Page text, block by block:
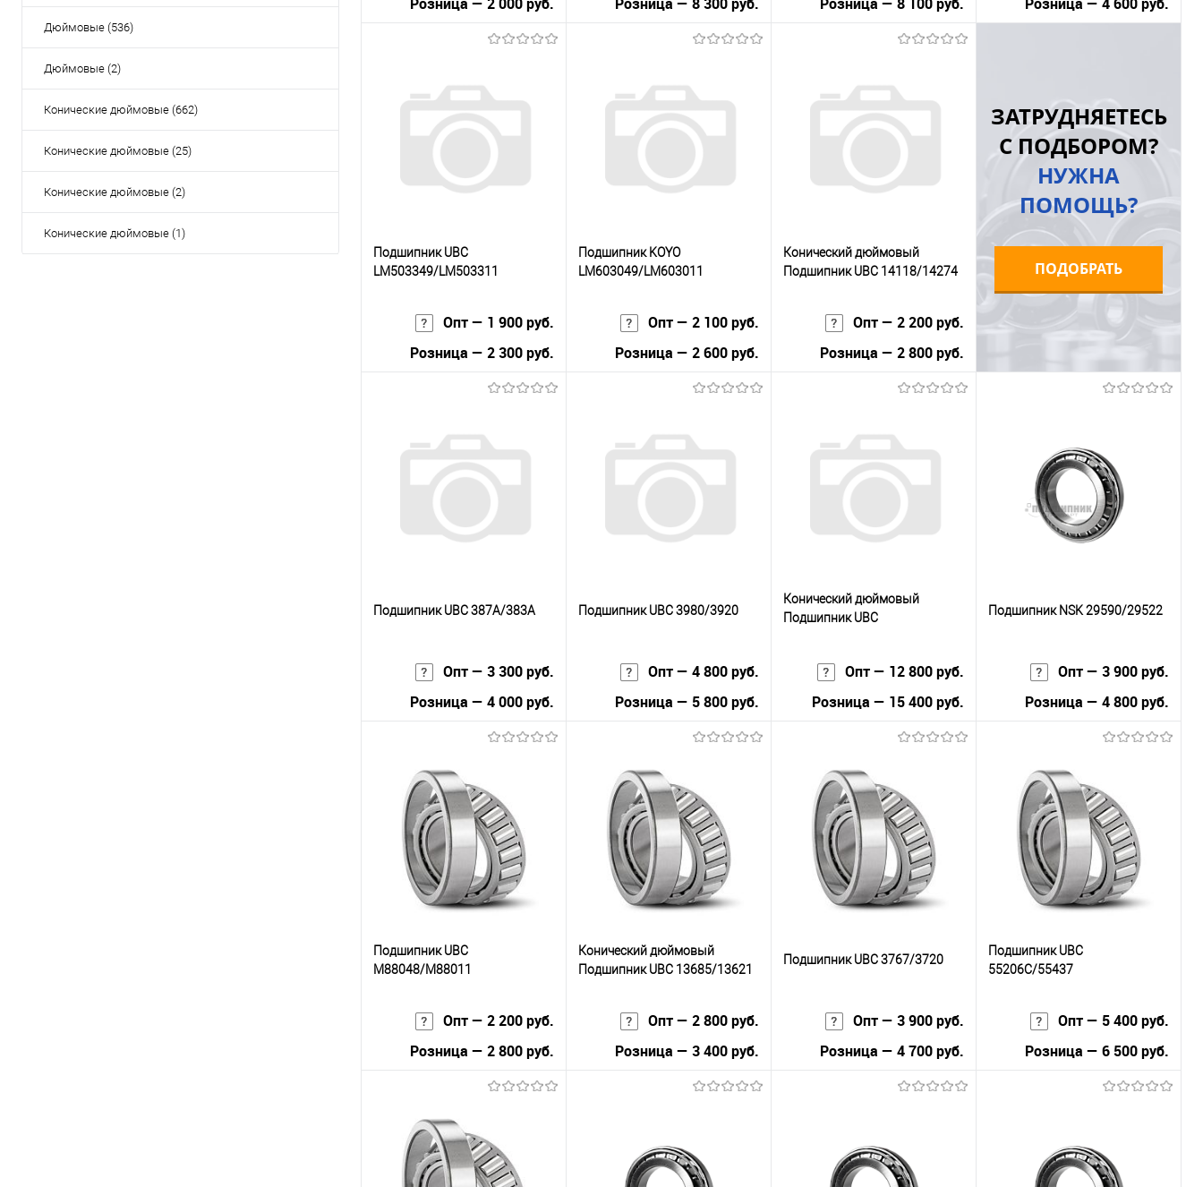
Дюймовые (536)
Дюймовые (2)
Конические дюймовые (662)
Конические дюймовые (25)
Конические дюймовые (2)
Конические дюймовые (1)
Купить в 1
К
сравнению
Купить в 1
К
сравнению
Купить в 1
К
сравнению
клик
сравнению
В избранное
В наличии
Подшипник UBC
LM503349/LM503311
Опт — 1 900 руб.
Розница — 2 300 руб.
Купить в 1
К
сравнению
Подшипник KOYO
LM603049/LM603011
Опт — 2 100 руб.
Розница — 2 600 руб.
Купить в 1
К
сравнению
Конический дюймовый
Подшипник UBC 14118/14274
Опт — 2 200 руб.
Розница — 2 800 руб.
Купить в 1
К
сравнению
ЗАТРУДНЯЕТЕСЬ
С ПОДБОРОМ?
НУЖНА
ПОМОЩЬ?
ПОДОБРАТЬ
Подшипник UBC 387A/383A
Опт — 3 300 руб.
Розница — 4 000 руб.
Купить в 1
К
сравнению
В избранное
В наличии
Подшипник UBC 3980/3920
Опт — 4 800 руб.
Розница — 5 800 руб.
Купить в 1
К
сравнению
В избранное
В наличии
Конический дюймовый
Подшипник UBC
Опт — 12 800 руб.
Розница — 15 400 руб.
Купить в 1
К
сравнению
В избранное
В наличии
Подшипник NSK 29590/29522
Опт — 3 900 руб.
Розница — 4 800 руб.
Купить в 1
К
сравнению
В избранное
В наличии
Подшипник UBC
M88048/M88011
Опт — 2 200 руб.
Розница — 2 800 руб.
Купить в 1
К
сравнению
Конический дюймовый
Подшипник UBC 13685/13621
Опт — 2 800 руб.
Розница — 3 400 руб.
Купить в 1
сравнению
Подшипник UBC 3767/3720
Опт — 3 900 руб.
Розница — 4 700 руб.
Купить в 1
сравнению
Подшипник UBC
55206C/55437
Опт — 5 400 руб.
Розница — 6 500 руб.
Купить в 1
сравнению